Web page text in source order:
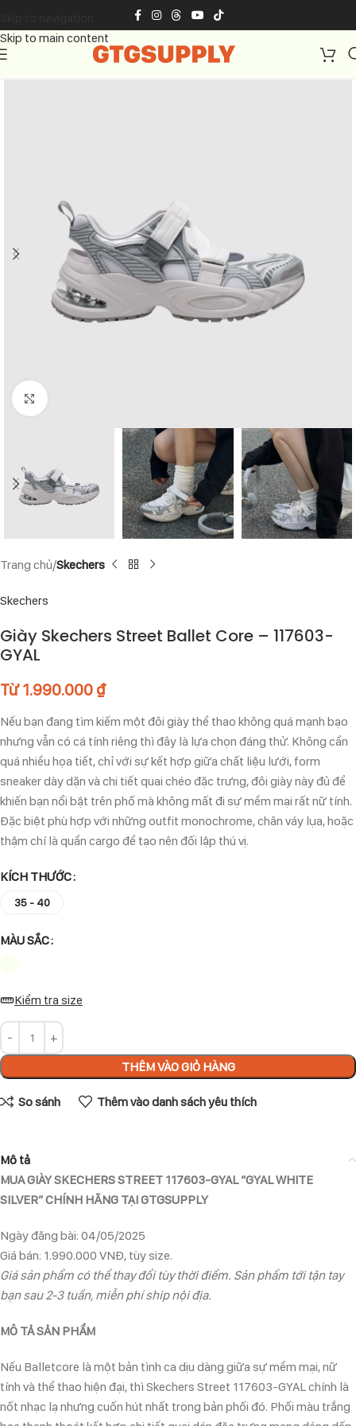
Skip to main content
Click to enlarge
Trang chủ Skechers
Skechers
Giày Skechers Street Ballet Core – 117603-
GYAL
Từ1.990.000 ₫
Nếu bạn đang tìm kiếm một đôi giày thể thao không quá mạnh bạo
nhưng vẫn có cá tính riêng thì đây là lựa chọn đáng thử. Không cần
quá nhiều họa tiết, chỉ với sự kết hợp giữa chất liệu lưới, form
sneaker dày dặn và chi tiết quai chéo đặc trưng, đôi giày này đủ để
khiến bạn nổi bật trên phố mà không mất đi sự mềm mại rất nữ tính.
Đặc biệt phù hợp với những outfit monochrome, chân váy lụa, hoặc
thậm chí là quần cargo để tạo nên đối lập thú vị.
KÍCH THƯỚC
35 - 40
MÀU SẮC
Kiểm tra size
THÊM VÀO GIỎ HÀNG
So sánh Thêm vào danh sách yêu thích
Mô tả
MUA GIÀY SKECHERS STREET 117603-GYAL “GYAL WHITE
SILVER” CHÍNH HÃNG TẠI GTGSUPPLY
Ngày đăng bài: 04/05/2025
Giá bán: 1.990.000 VNĐ, tùy size.
Giá sản phẩm có thể thay đổi tùy thời điểm. Sản phẩm tới tận tay
bạn sau 2-3 tuần, miễn phí ship nội địa.
MÔ TẢ SẢN PHẨM
Nếu Balletcore là một bản tình ca dịu dàng giữa sự mềm mại, nữ
tính và thể thao hiện đại, thì Skechers Street 117603-GYAL chính là
nốt nhạc lạ nhưng cuốn hút nhất trong bản phối đó. Phối màu trắng